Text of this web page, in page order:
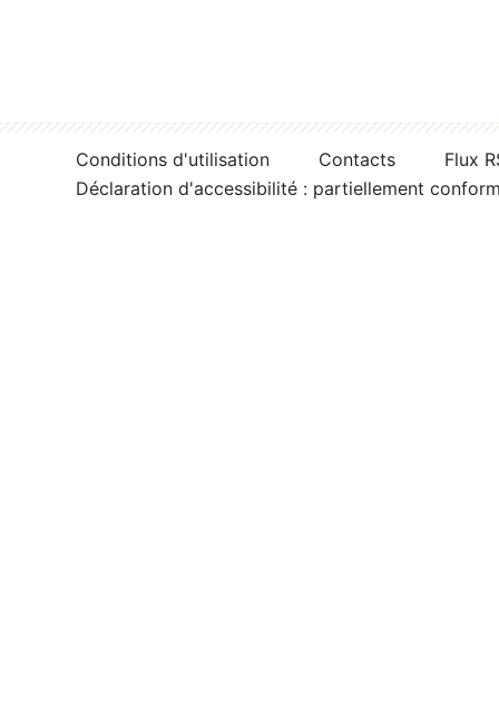
Conditions d'utilisation Contacts
Flux
Déclaration d'accessibilité : partiellement